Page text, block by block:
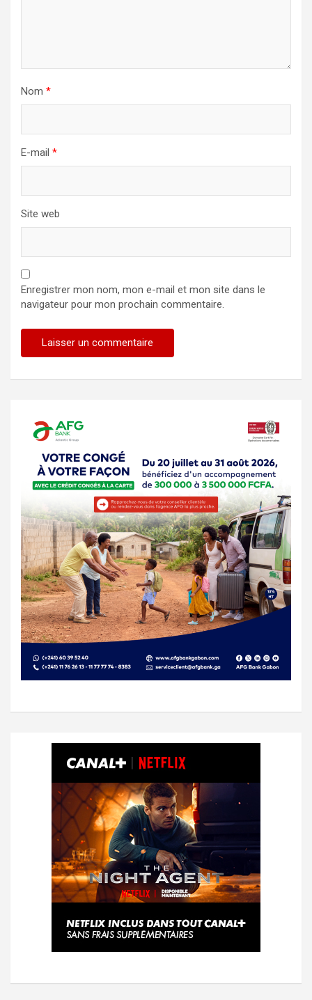
Nom *
E-mail *
Site web
Enregistrer mon nom, mon e-mail et mon site dans le
navigateur pour mon prochain commentaire.